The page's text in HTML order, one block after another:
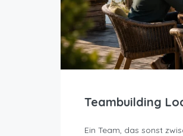
Teambuilding
Ein Team, das sonst